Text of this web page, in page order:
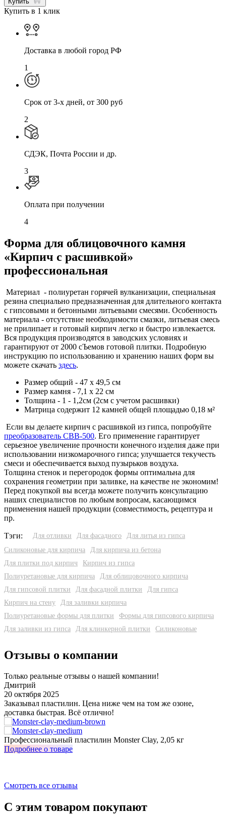
Купить в 1 клик
Доставка в любой город РФ
1
Cрок от 3-х дней, от 300 руб
2
СДЭК, Почта России и др.
3
Оплата при получении
4
Форма для облицовочного камня
«Кирпич с расшивкой»
профессиональная
Материал - полиуретан горячей вулканизации, специальная
резина специально предназначенная для длительного контакта
с гипсовыми и бетонными литьевыми смесями. Особенность
материала - отсутствие необходимости смазки, литьевая смесь
не прилипает и готовый кирпич легко и быстро извлекается.
Вся продукция производятся в заводских условиях и
гарантируют от 2000 сЪемов готовой плитки. Подробную
инструкцию по использованию и хранению наших форм вы
можете скачать здесь.
Размер общий - 47 х 49,5 см
Размер камня - 7,1 х 22 см
Толщина - 1 - 1,2см (2см с учетом расшивки)
Матрица содержит 12 камней общей площадью 0,18 м²
Если вы делаете кирпич с расшивкой из гипса, попробуйте
преобразователь СВВ-500. Его применение гарантирует
серьезное увеличение прочности конечного изделия даже при
использовании низкомарочного гипса; улучшается текучесть
смеси и обеспечивается выход пузырьков воздуха.
Толщина стенок и перегородок формы оптимальна для
сохранения геометрии при заливке, на качестве не экономим!
Перед покупкой вы всегда можете получить консультацию
наших специалистов по любым вопросам, касающимся
применения нашей продукции (совместимость, рецептура и
пр.
Тэги: Для отливки Для фасадного
Для литья из гипса
Силиконовые для кирпича
Для кирпича из бетона
Для плитки под кирпич
Кирпич из гипса
Полиуретановые для кирпича
Для облицовочного кирпича
Для гипсовой плитки
Для фасадной плитки
Для гипса
Кирпич на стену
Для заливки кирпича
Полиуретановые формы для плитки
Формы для гипсового кирпича
Для заливки из гипса
Для клинкерной плитки Силиконовые
Отзывы о компании
Только реальные отзывы о нашей компании!
Дмитрий
20 октября 2025
Заказывал пластилин. Цена ниже чем на том же озоне,
доставка быстрая. Всё отлично!
Профессиональный пластилин Monster Clay, 2,05 кг
Подробнее о товаре
Смотреть все отзывы
С этим товаром покупают